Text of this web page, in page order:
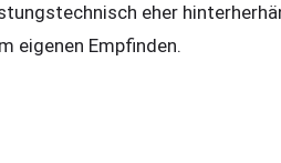
eher
eigenen Empfinden.